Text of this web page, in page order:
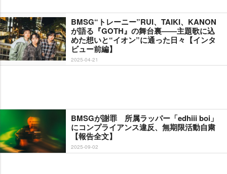
BMSG“トレーニー”RUI、TAIKI、KANON
が語る『GOTH』の舞台裏――主題歌に込
めた想いと“イオン”に通った日々【インタ
ビュー前編】
2025-04-21
BMSGが謝罪 所属ラッパー「edhiii boi」
にコンプライアンス違反、無期限活動自粛
【報告全文】
2025-09-02